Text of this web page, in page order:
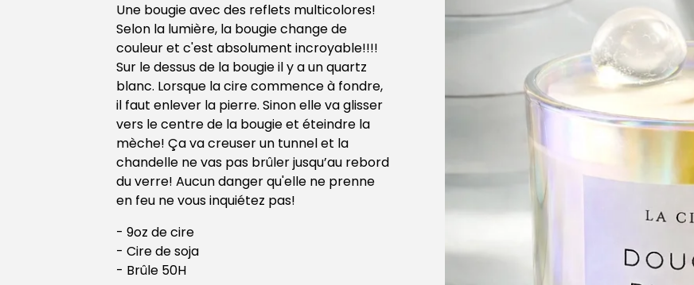
Une bougie avec des reflets multicolores!
Selon la lumière, la bougie change de
couleur et c'est absolument incroyable!!!!
Sur le dessus de la bougie il y a un quartz
blanc. Lorsque la cire commence à fondre,
il faut enlever la pierre. Sinon elle va glisser
vers le centre de la bougie et éteindre la
mèche! Ça va creuser un tunnel et la
chandelle ne vas pas brûler jusqu’au rebord
du verre! Aucun danger qu'elle ne prenne
en feu ne vous inquiétez pas!
- 9oz de cire
- Cire de soja
- Brûle 50H